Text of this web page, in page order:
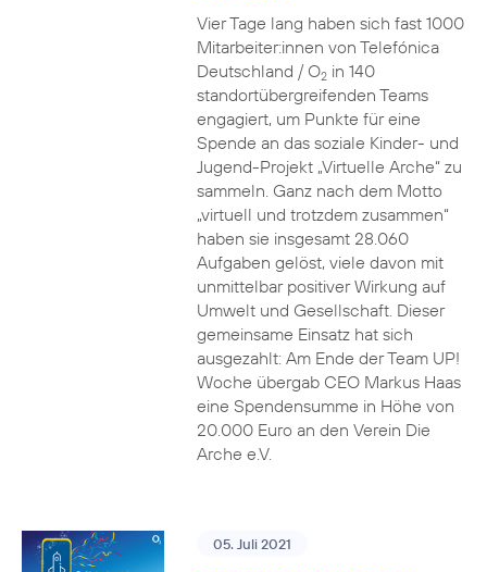
Vier Tage lang haben sich fast 1000
Mitarbeiter:innen von Telefónica
Deutschland / O2in 140
standortübergreifenden Teams
engagiert, um Punkte für eine
Spende an das soziale Kinder- und
Jugend-Projekt „Virtuelle Arche“ zu
sammeln. Ganz nach dem Motto
„virtuell und trotzdem zusammen“
haben sie insgesamt 28.060
Aufgaben gelöst, viele davon mit
unmittelbar positiver Wirkung auf
Umwelt und Gesellschaft. Dieser
gemeinsame Einsatz hat sich
ausgezahlt: Am Ende der Team UP!
Woche übergab CEO Markus Haas
eine Spendensumme in Höhe von
20.000 Euro an den Verein Die
Arche e.V.
05. Juli 2021